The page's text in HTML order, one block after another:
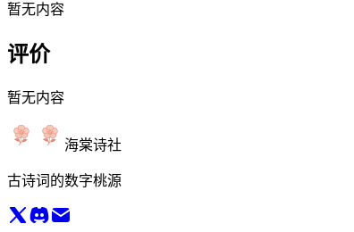
暂无内容
评价
暂无内容
海棠诗社
古诗词的数字桃源